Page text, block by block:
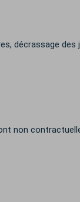
décrassage des
non